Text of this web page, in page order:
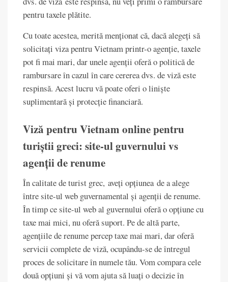
pentru taxele plătite.
Cu toate acestea, merită menționat că, dacă alegeți să
solicitați viza pentru Vietnam printr-o agenție, taxele
pot fi mai mari, dar unele agenții oferă o politică de
rambursare în cazul în care cererea dvs. de viză este
respinsă. Acest lucru vă poate oferi o liniște
suplimentară și protecție financiară.
Viză pentru Vietnam online pentru
turiștii greci: site-ul guvernului vs
agenții de renume
În calitate de turist grec, aveți opțiunea de a alege
între site-ul web guvernamental și agenții de renume.
În timp ce site-ul web al guvernului oferă o opțiune cu
taxe mai mici, nu oferă suport. Pe de altă parte,
agențiile de renume percep taxe mai mari, dar oferă
servicii complete de viză, ocupându-se de întregul
proces de solicitare în numele tău. Vom compara cele
două opțiuni și vă vom ajuta să luați o decizie în